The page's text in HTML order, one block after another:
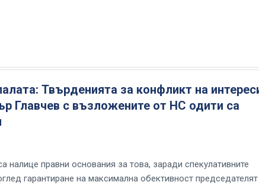
Твърденията за конфликт на
Главчев с възложените от НС одити са
налице правни основания за това, заради спекулативните
гарантиране на максимална обективност